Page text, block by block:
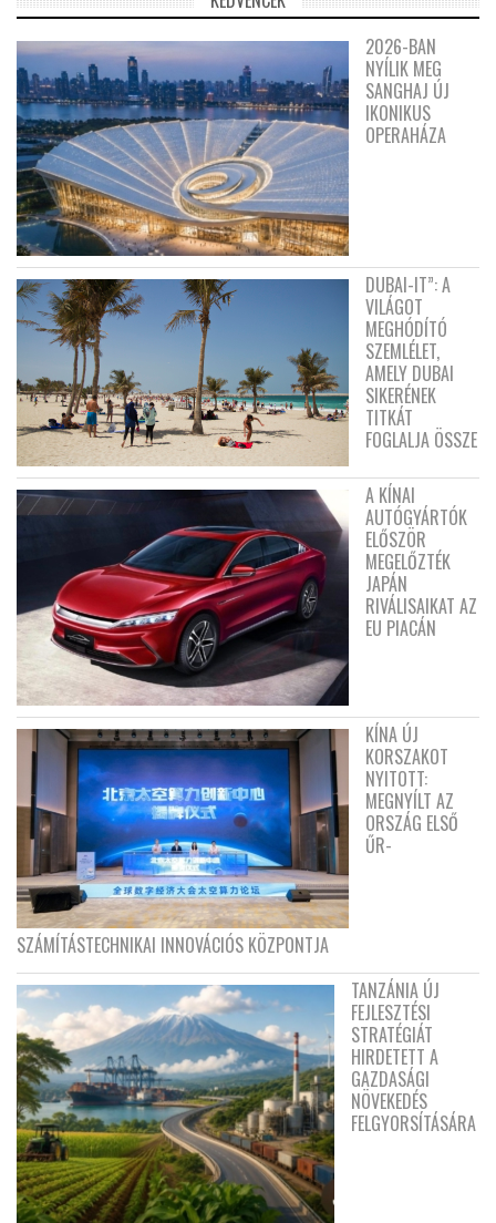
2026-BAN
NYÍLIK MEG
SANGHAJ ÚJ
IKONIKUS
OPERAHÁZA
DUBAI-IT”: A
VILÁGOT
MEGHÓDÍTÓ
SZEMLÉLET,
AMELY DUBAI
SIKERÉNEK
TITKÁT
FOGLALJA ÖSSZE
A KÍNAI
AUTÓGYÁRTÓK
ELŐSZÖR
MEGELŐZTÉK
JAPÁN
RIVÁLISAIKAT AZ
EU PIACÁN
KÍNA ÚJ
KORSZAKOT
NYITOTT:
MEGNYÍLT AZ
ORSZÁG ELSŐ
ŰR-
SZÁMÍTÁSTECHNIKAI INNOVÁCIÓS KÖZPONTJA
TANZÁNIA ÚJ
FEJLESZTÉSI
STRATÉGIÁT
HIRDETETT A
GAZDASÁGI
NÖVEKEDÉS
FELGYORSÍTÁSÁRA